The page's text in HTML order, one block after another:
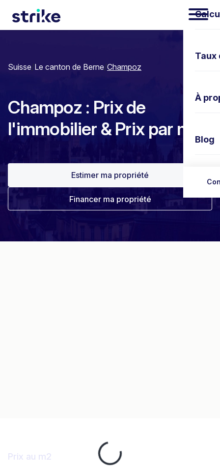
À
Blog
Suisse/Le canton de Berne/Champoz
Champoz : Prix de
l'immobilier & Prix par m²
Estimer ma propriété
Financer ma propriété
Loading...
Prix au m2